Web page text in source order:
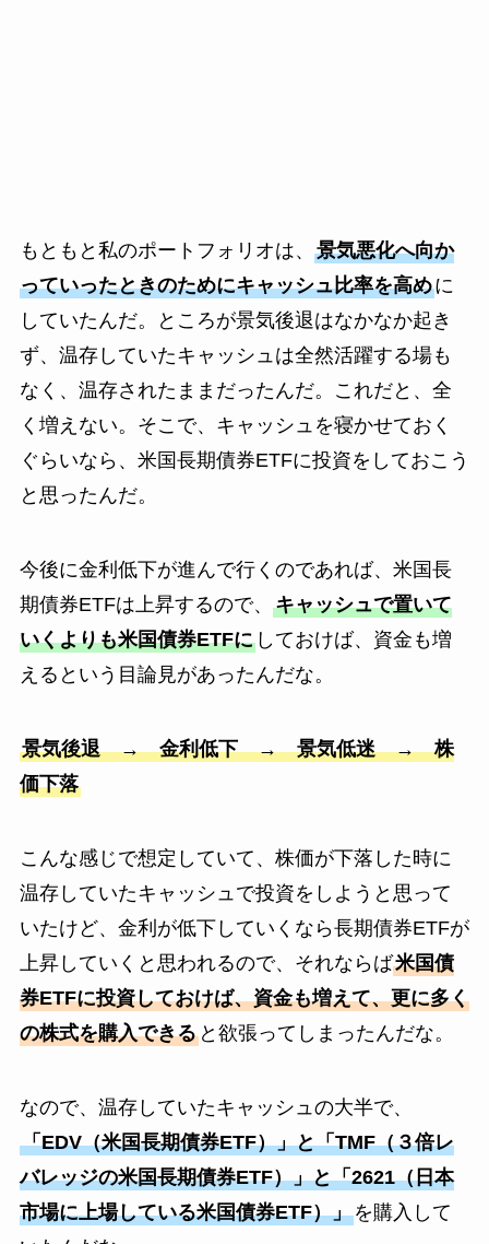
もともと私のポートフォリオは、 景気悪化へ向か
っていったときのためにキャッシュ比率を高めに
していたんだ。ところが景気後退はなかなか起き
ず、温存していたキャッシュは全然活躍する場も
なく、温存されたままだったんだ。これだと、全
く増えない。そこで、キャッシュを寝かせておく
ぐらいなら、米国長期債券ETFに投資をしておこう
と思ったんだ。
今後に金利低下が進んで行くのであれば、米国長
期債券ETFは上昇するので、 キャッシュで置いて
いくよりも米国債券ETFにしておけば、資金も増
えるという目論見があったんだな。
景気後退 → 金利低下 → 景気低迷 → 株
価下落
こんな感じで想定していて、株価が下落した時に
温存していたキャッシュで投資をしようと思って
いたけど、金利が低下していくなら長期債券ETFが
上昇していくと思われるので、それならば米国債
券ETFに投資しておけば、資金も増えて、更に多く
の株式を購入できると欲張ってしまったんだな。
なので、温存していたキャッシュの大半で、
「EDV（米国長期債券ETF）」と「TMF（３倍レ
バレッジの米国長期債券ETF）」と「2621（日本
市場に上場している米国債券ETF）」を購入して